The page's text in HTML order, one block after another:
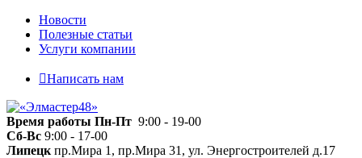
Новости
Полезные статьи
Услуги компании
Написать нам
Время работы Пн-Пт 9:00 - 19-00
Сб-Вс 9:00 - 17-00
Липецк пр.Мира 1, пр.Мира 31, ул. Энергостроителей д.17